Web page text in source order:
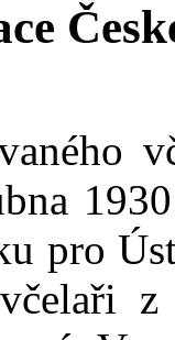
pro
z